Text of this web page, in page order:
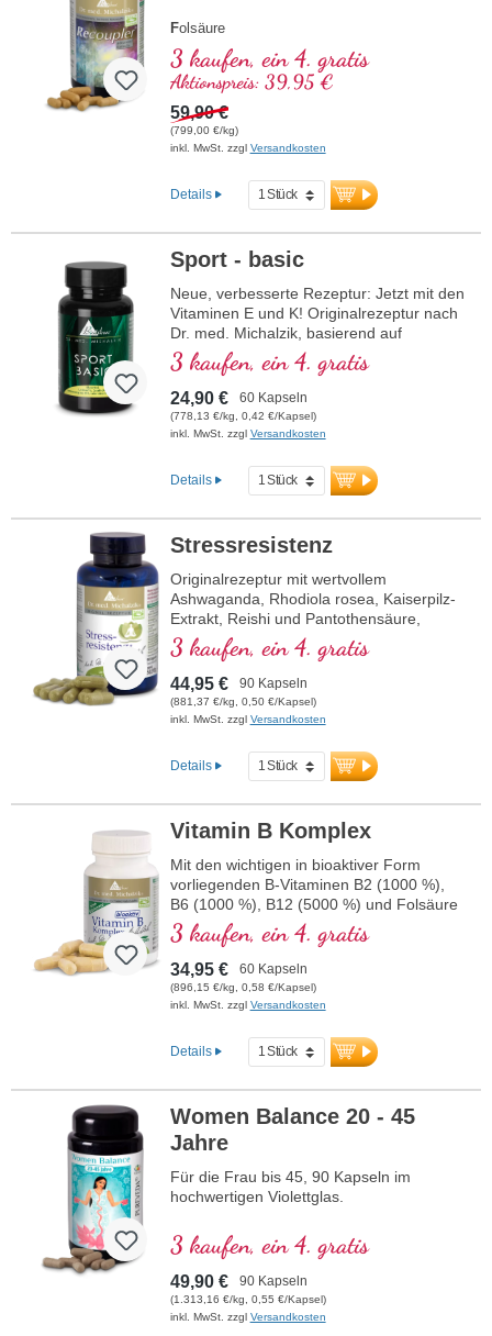
mehr Informationen zu
Mitochondrium forte PRO
Folsäure
Arginin
Lycopin
Curcuma
Curcumin
Ascorbinsäure
Resveratrol
B(Vitamin B12)
3 kaufen, ein 4. gratis
Aktionspreis: 39,95 €
59,90 €
(799,00 €/kg)
inkl. MwSt. zzgl Versandkosten
Details
Sport - basic
Neue, verbesserte Rezeptur: Jetzt mit den
Vitaminen E und K! Originalrezeptur nach
Dr. med. Michalzik, basierend auf
modernster wissenschaftlicher Forschung.
B-Vitamine 2, 6, 12 und Folsäure in
bioaktiver Form.
3 kaufen, ein 4. gratis
24,90 € 60 Kapseln
(778,13 €/kg, 0,42 €/Kapsel)
inkl. MwSt. zzgl Versandkosten
Details
Stressresistenz
Originalrezeptur mit wertvollem
Ashwaganda, Rhodiola rosea, Kaiserpilz-
Extrakt, Reishi und Pantothensäure,
welche zu einer normalen geistigen
Leistung beiträgt. Vitamin E trägt zum
Schutz der Zellen vor oxidativem Stress
bei.
3 kaufen, ein 4. gratis
44,95 € 90 Kapseln
(881,37 €/kg, 0,50 €/Kapsel)
inkl. MwSt. zzgl Versandkosten
Details
Vitamin B Komplex
Mit den wichtigen in bioaktiver Form
vorliegenden B-Vitaminen B2 (1000 %),
B6 (1000 %), B12 (5000 %) und Folsäure
(400 %) sowie allen anderen B-Vitaminen.
Mit Methylcobalamin und
Adenosylcobalamin.
3 kaufen, ein 4. gratis
34,95 € 60 Kapseln
(896,15 €/kg, 0,58 €/Kapsel)
inkl. MwSt. zzgl Versandkosten
Details
Women Balance 20 - 45
Jahre
Für die Frau bis 45, 90 Kapseln im
hochwertigen Violettglas.
3 kaufen, ein 4. gratis
49,90 € 90 Kapseln
(1.313,16 €/kg, 0,55 €/Kapsel)
inkl. MwSt. zzgl Versandkosten